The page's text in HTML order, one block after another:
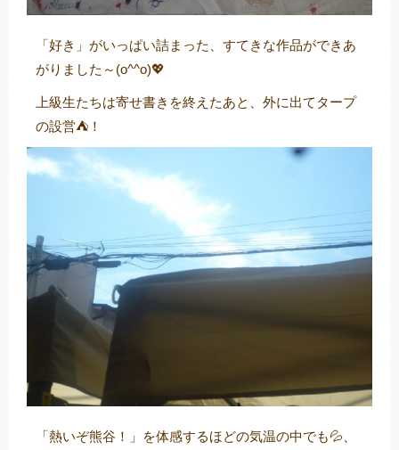
「好き」がいっぱい詰まった、すてきな作品ができあ
がりました～(o^^o)💖
上級生たちは寄せ書きを終えたあと、外に出てタープ
の設営⛺！
「熱いぞ熊谷！」を体感するほどの気温の中でも💦、